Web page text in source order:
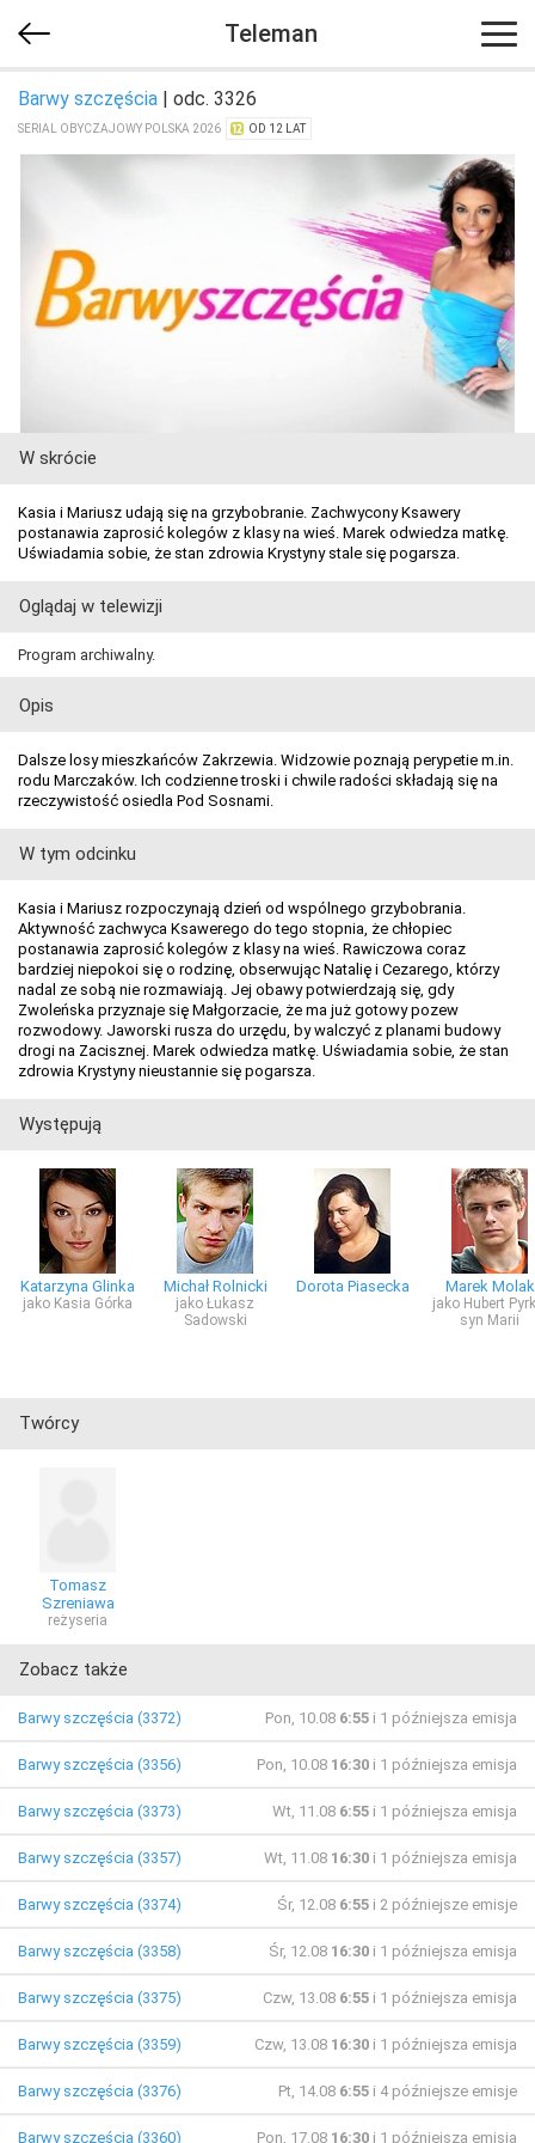
Teleman
Barwy szczęścia | odc. 3326
SERIAL OBYCZAJOWY POLSKA 2026 OD 12 LAT
W skrócie
Kasia i Mariusz udają się na grzybobranie. Zachwycony Ksawery
postanawia zaprosić kolegów z klasy na wieś. Marek odwiedza matkę.
Uświadamia sobie, że stan zdrowia Krystyny stale się pogarsza.
Oglądaj w telewizji
Program archiwalny.
Opis
Dalsze losy mieszkańców Zakrzewia. Widzowie poznają perypetie m.in.
rodu Marczaków. Ich codzienne troski i chwile radości składają się na
rzeczywistość osiedla Pod Sosnami.
W tym odcinku
Kasia i Mariusz rozpoczynają dzień od wspólnego grzybobrania.
Aktywność zachwyca Ksawerego do tego stopnia, że chłopiec
postanawia zaprosić kolegów z klasy na wieś. Rawiczowa coraz
bardziej niepokoi się o rodzinę, obserwując Natalię i Cezarego, którzy
nadal ze sobą nie rozmawiają. Jej obawy potwierdzają się, gdy
Zwoleńska przyznaje się Małgorzacie, że ma już gotowy pozew
rozwodowy. Jaworski rusza do urzędu, by walczyć z planami budowy
drogi na Zacisznej. Marek odwiedza matkę. Uświadamia sobie, że stan
zdrowia Krystyny nieustannie się pogarsza.
Występują
Katarzyna Glinka
jako Kasia Górka
Michał Rolnicki
jako Łukasz
Sadowski
Dorota Piasecka Marek Molak
jako Hubert
syn Marii
Twórcy
Tomasz
Szreniawa
reżyseria
Zobacz także
Barwy szczęścia (3372) Pon, 10.08 6:55 i 1 późniejsza emisja
Barwy szczęścia (3356) Pon, 10.08 16:30 i 1 późniejsza emisja
Barwy szczęścia (3373) Wt, 11.08 6:55 i 1 późniejsza emisja
Barwy szczęścia (3357) Wt, 11.08 16:30 i 1 późniejsza emisja
Barwy szczęścia (3374) Śr, 12.08 6:55 i 2 późniejsze emisje
Barwy szczęścia (3358) Śr, 12.08 16:30 i 1 późniejsza emisja
Barwy szczęścia (3375) Czw, 13.08 6:55 i 1 późniejsza emisja
Barwy szczęścia (3359) Czw, 13.08 16:30 i 1 późniejsza emisja
Barwy szczęścia (3376) Pt, 14.08 6:55 i 4 późniejsze emisje
Barwy szczęścia (3360) Pon, 17.08 16:30 i 1 późniejsza emisja